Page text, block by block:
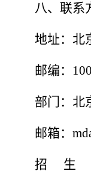
八、 联系
地址：北
邮编：
部门：北
邮箱：
招